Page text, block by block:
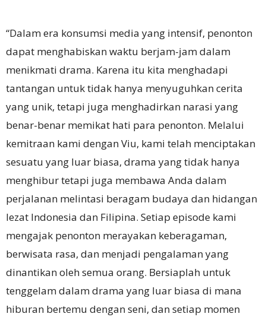
“Dalam era konsumsi media yang intensif, penonton
dapat menghabiskan waktu berjam-jam dalam
menikmati drama. Karena itu kita menghadapi
tantangan untuk tidak hanya menyuguhkan cerita
yang unik, tetapi juga menghadirkan narasi yang
benar-benar memikat hati para penonton. Melalui
kemitraan kami dengan Viu, kami telah menciptakan
sesuatu yang luar biasa, drama yang tidak hanya
menghibur tetapi juga membawa Anda dalam
perjalanan melintasi beragam budaya dan hidangan
lezat Indonesia dan Filipina. Setiap episode kami
mengajak penonton merayakan keberagaman,
berwisata rasa, dan menjadi pengalaman yang
dinantikan oleh semua orang. Bersiaplah untuk
tenggelam dalam drama yang luar biasa di mana
hiburan bertemu dengan seni, dan setiap momen